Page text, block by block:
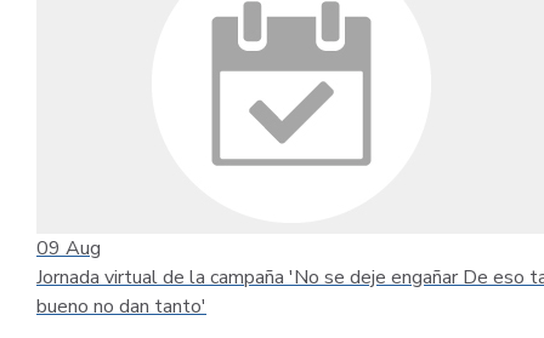
09 Aug
Jornada virtual de la campaña 'No se deje engañar De eso
bueno no dan tanto'